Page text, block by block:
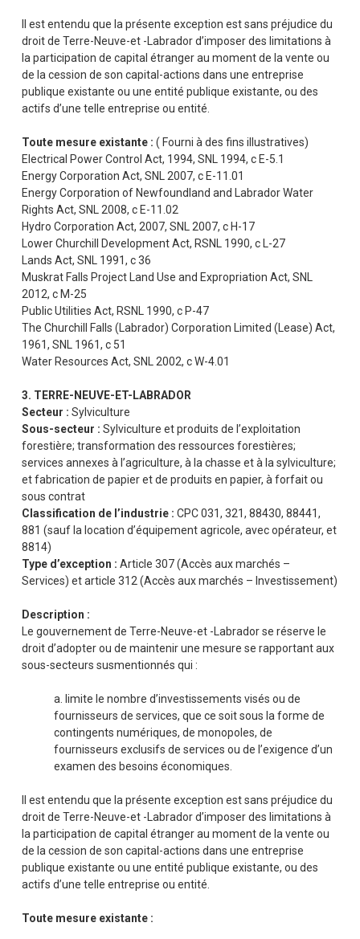
Il est entendu que la présente exception est sans préjudice du
droit de Terre-Neuve-et -Labrador d’imposer des limitations à
la participation de capital étranger au moment de la vente ou
de la cession de son capital-actions dans une entreprise
publique existante ou une entité publique existante, ou des
actifs d’une telle entreprise ou entité.
Toute mesure existante : ( Fourni à des fins illustratives)
Electrical Power Control Act, 1994, SNL 1994, c E-5.1
Energy Corporation Act, SNL 2007, c E-11.01
Energy Corporation of Newfoundland and Labrador Water
Rights Act, SNL 2008, c E-11.02
Hydro Corporation Act, 2007, SNL 2007, c H-17
Lower Churchill Development Act, RSNL 1990, c L-27
Lands Act, SNL 1991, c 36
Muskrat Falls Project Land Use and Expropriation Act, SNL
2012, c M-25
Public Utilities Act, RSNL 1990, c P-47
The Churchill Falls (Labrador) Corporation Limited (Lease) Act,
1961, SNL 1961, c 51
Water Resources Act, SNL 2002, c W-4.01
3. TERRE-NEUVE-ET-LABRADOR
Secteur : Sylviculture
Sous-secteur : Sylviculture et produits de l’exploitation
forestière; transformation des ressources forestières;
services annexes à l’agriculture, à la chasse et à la sylviculture;
et fabrication de papier et de produits en papier, à forfait ou
sous contrat
Classification de l’industrie : CPC 031, 321, 88430, 88441,
881 (sauf la location d’équipement agricole, avec opérateur, et
8814)
Type d’exception : Article 307 (Accès aux marchés –
Services) et article 312 (Accès aux marchés – Investissement)
Description :
Le gouvernement de Terre-Neuve-et -Labrador se réserve le
droit d’adopter ou de maintenir une mesure se rapportant aux
sous-secteurs susmentionnés qui :
a. limite le nombre d’investissements visés ou de
fournisseurs de services, que ce soit sous la forme de
contingents numériques, de monopoles, de
fournisseurs exclusifs de services ou de l’exigence d’un
examen des besoins économiques.
Il est entendu que la présente exception est sans préjudice du
droit de Terre-Neuve-et -Labrador d’imposer des limitations à
la participation de capital étranger au moment de la vente ou
de la cession de son capital-actions dans une entreprise
publique existante ou une entité publique existante, ou des
actifs d’une telle entreprise ou entité.
Toute mesure existante :